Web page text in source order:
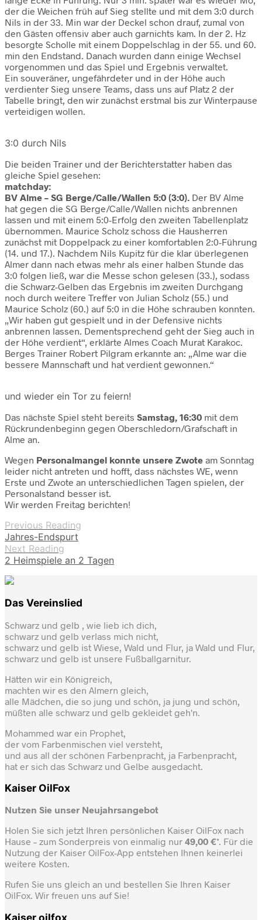
der die Weichen früh auf Sieg stellte und mit dem 3:0 durch
Nils in der 33. Min war der Deckel schon drauf, zumal von
den Gästen offensiv aber auch garnichts kam. In der 2. Hz
besorgte Scholle mit einem Doppelschlag in der 55. und 60.
min den Endstand. Danach wurden dann einige Wechsel
vorgenommen und das Spiel und Ergebnis verwaltet.
Ein souveräner, ungefährdeter und in der Höhe auch
verdienter Sieg unsere Teams, dass uns auf Platz 2 der
Tabelle bringt, den wir zunächst erstmal bis zur Winterpause
verteidigen wollen.
3:0 durch Nils
Die beiden Trainer und der Berichterstatter haben das
gleiche Spiel gesehen:
matchday:
BV Alme – SG Berge/Calle/Wallen 5:0 (3:0). Der BV Alme
hat gegen die SG Berge/Calle/Wallen nichts anbrennen
lassen und mit einem 5:0-Erfolg den zweiten Tabellenplatz
übernommen. Maurice Scholz schoss die Hausherren
zunächst mit Doppelpack zu einer komfortablen 2:0-Führung
(14. und 17.). Nachdem Nils Kupitz für die klar überlegenen
Almer dann nach etwas mehr als einer halben Stunde das
3:0 folgen ließ, war die Messe schon gelesen (33.), sodass
die Schwarz-Gelben das Ergebnis im zweiten Durchgang
noch durch weitere Treffer von Julian Scholz (55.) und
Maurice Scholz (60.) auf 5:0 in die Höhe schrauben konnten.
„Wir haben gut gespielt und in der Defensive nichts
anbrennen lassen. Dementsprechend geht der Sieg auch in
der Höhe verdient“, erklärte Almes Coach Murat Karakoc.
Berges Trainer Robert Pilgram erkannte an: „Alme war die
bessere Mannschaft und hat verdient gewonnen.“
und wieder ein Tor zu feiern!
Das nächste Spiel steht bereits Samstag, 16:30 mit dem
Rückrundenbeginn gegen Oberschledorn/Grafschaft in
Alme an.
Wegen Personalmangel konnte unsere Zwote am Sonntag
leider nicht antreten und hofft, dass nächstes WE, wenn
Erste und Zwote an unterschiedlichen Tagen spielen, der
Personalstand besser ist.
Wir werden Freitag berichten!
Previous Reading
Jahres-Endspurt
Next Reading
2 Heimspiele an 2 Tagen
Das Vereinslied
Schwarz und gelb , wie lieb ich dich,
schwarz und gelb verlass mich nicht,
schwarz und gelb ist Wiese, Wald und Flur, ja Wald und Flur,
schwarz und gelb ist unsere Fußballgarnitur.
Hätten wir ein Königreich,
machten wir es den Almern gleich,
alle Mädchen, die so jung und schön, ja jung und schön,
müßten alle schwarz und gelb gekleidet geh'n.
Mohammed war ein Prophet,
der vom Farbenmischen viel versteht,
und aus all der schönen Farbenpracht, ja Farbenpracht,
hat er sich das Schwarz und Gelbe ausgedacht.
Kaiser OilFox
Nutzen Sie unser Neujahrsangebot
Holen Sie sich jetzt Ihren persönlichen Kaiser OilFox nach
Hause – zum Sonderpreis von einmalig nur 49,00 €*. Für die
Nutzung der Kaiser OilFox-App entstehen Ihnen keinerlei
weitere Kosten.
Rufen Sie uns gleich an und bestellen Sie Ihren Kaiser
OilFox. Wir freuen uns auf Sie!
Kaiser oilfox